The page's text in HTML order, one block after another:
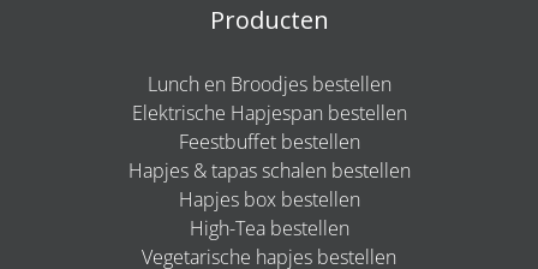
Producten
Lunch en Broodjes bestellen
Elektrische Hapjespan bestellen
Feestbuffet bestellen
Hapjes & tapas schalen bestellen
Hapjes box bestellen
High-Tea bestellen
Vegetarische hapjes bestellen